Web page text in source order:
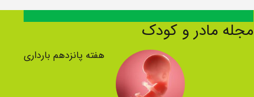
مجله مادر و کودک
هفته پانزدهم بارداری